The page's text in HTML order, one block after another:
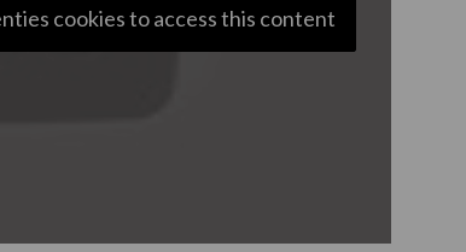
cookies to access this content